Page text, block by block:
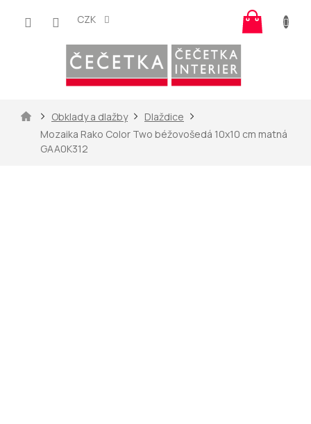
CZK
košík
DomůObklady a dlažby
Dlaždice
Mozaika Rako Color Two béžovošedá 10x10 cm matná
GAA0K312